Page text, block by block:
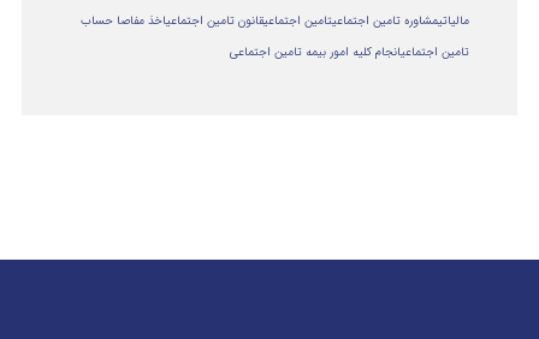
مالياتيمشاوره تامین اجتماعیتامین اجتماعیقانون تامین اجتماعیاخذ مفاصا حساب
تامین اجتماعیانجام کلیه امور بیمه تامین اجتماعی